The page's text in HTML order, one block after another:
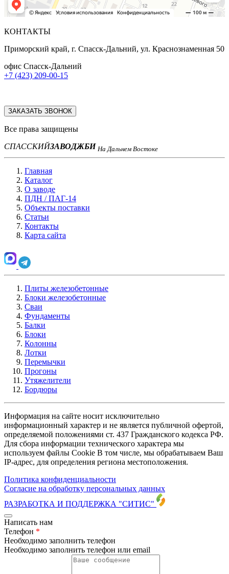
КОНТАКТЫ
Приморский край, г. Спасск-Дальний, ул. Краснознаменная 50
офис Спасск-Дальний
+7 (423) 209-00-15
ЗАКАЗАТЬ ЗВОНОК
Все права защищены
СПАССКИЙЗАВОДЖБИ На Дальнем Востоке
Главная
Каталог
О заводе
ПДН / ПАГ-14
Объекты поставки
Статьи
Контакты
Карта сайта
Плиты железобетонные
Блоки железобетонные
Сваи
Фундаменты
Балки
Блоки
Колонны
Лотки
Перемычки
Прогоны
Утяжелители
Бордюры
Информация на сайте носит исключительно
информационный характер и не является публичной офертой,
определяемой положениями ст. 437 Гражданского кодекса РФ.
Для сбора информации технического характера мы
используем файлы Cookie В том числе, мы обрабатываем Ваш
IP-адрес, для определения региона местоположения.
Политика конфиденциальности
Согласие на обработку персональных данных
РАЗРАБОТКА И ПОДДЕРЖКА "СИТИС"
Написать нам
Телефон *
Необходимо заполнить телефон
Необходимо заполнить телефон или email